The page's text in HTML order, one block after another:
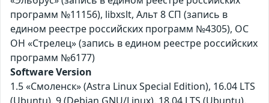
программ №11156), libxslt, Альт 8 СП (запись в
едином реестре российских программ №4305), ОС
ОН «Стрелец» (запись в едином реестре российских
программ №6177)
Software Version
1.5 «Смоленск» (Astra Linux Special Edition), 16.04 LTS